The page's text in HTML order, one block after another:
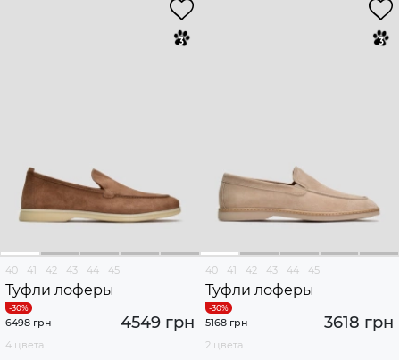
40 41 42 43 44 45
Туфли лоферы
4549 грн
6498 грн
4 цвета
40 41 42 43 44 45
Туфли лоферы
3618 грн
5168 грн
2 цвета